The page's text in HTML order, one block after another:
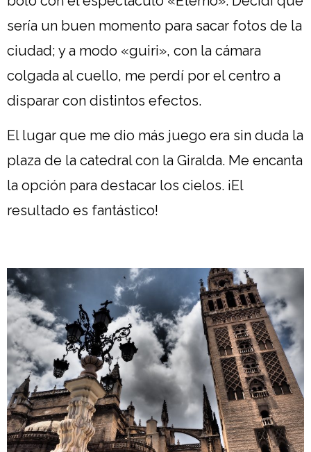
sería un buen momento para sacar fotos de la
ciudad; y a modo «guiri», con la cámara
colgada al cuello, me perdí por el centro a
disparar con distintos efectos.
El lugar que me dio más juego era sin duda la
plaza de la catedral con la Giralda. Me encanta
la opción para destacar los cielos. ¡El
resultado es fantástico!